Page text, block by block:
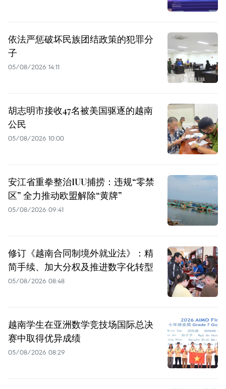
依法严惩破坏民族团结政策的犯罪分
子
05/08/2026 14:11
胡志明市接收47名被美国驱逐的越南
公民
05/08/2026 10:00
安江省重拳整治IUU捕捞：违规“零禁
区” 全力推动欧盟解除“黄牌”
05/08/2026 09:41
修订《越南合同制境外就业法》：精
简手续、加大分权及推进数字化转型
05/08/2026 08:48
越南学生在亚洲数学竞技场国际总决
赛中取得优异成绩
05/08/2026 08:29